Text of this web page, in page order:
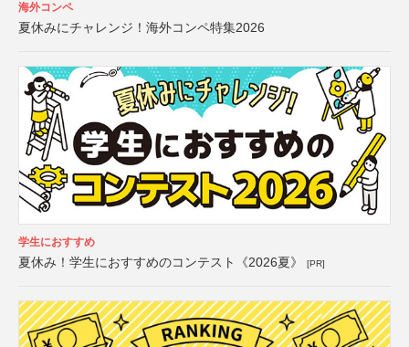
海外コンペ
夏休みにチャレンジ！海外コンペ特集2026
学生におすすめ
夏休み！学生におすすめのコンテスト《2026夏》 [PR]